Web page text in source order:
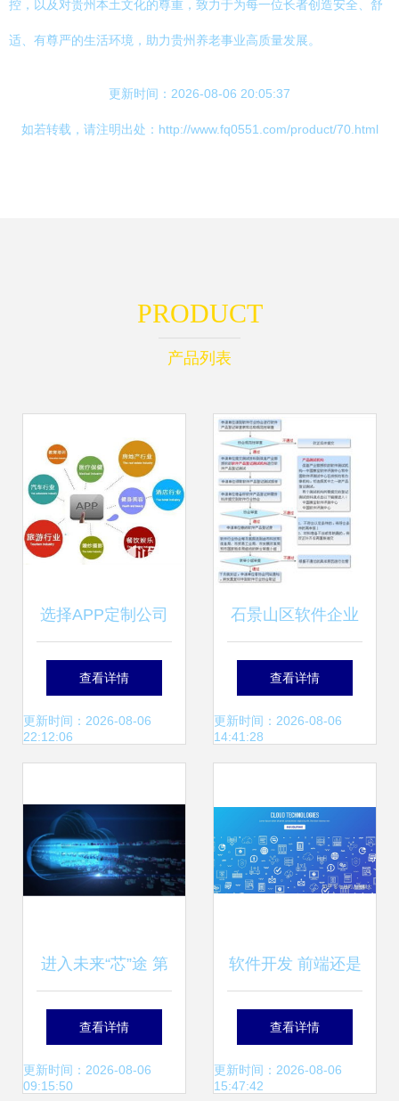
控，以及对贵州本土文化的尊重，致力于为每一位长者创造安全、舒
适、有尊严的生活环境，助力贵州养老事业高质量发展。
更新时间：2026-08-06 20:05:37
如若转载，请注明出处：http://www.fq0551.com/product/70.html
PRODUCT
产品列表
选择APP定制公司
的四大黄金标准 华
韩软件是您的最佳
查看详情
更新时间：2026-08-06
22:12:06
石景山区软件企业
认定流程与软件开
发价值探析
查看详情
更新时间：2026-08-06
14:41:28
进入未来“芯”途 第
三代半导体材料的
技术落地与生态服
查看详情
更新时间：2026-08-06
09:15:50
软件开发 前端还是
后端？综合对比与
选择指南
查看详情
更新时间：2026-08-06
15:47:42